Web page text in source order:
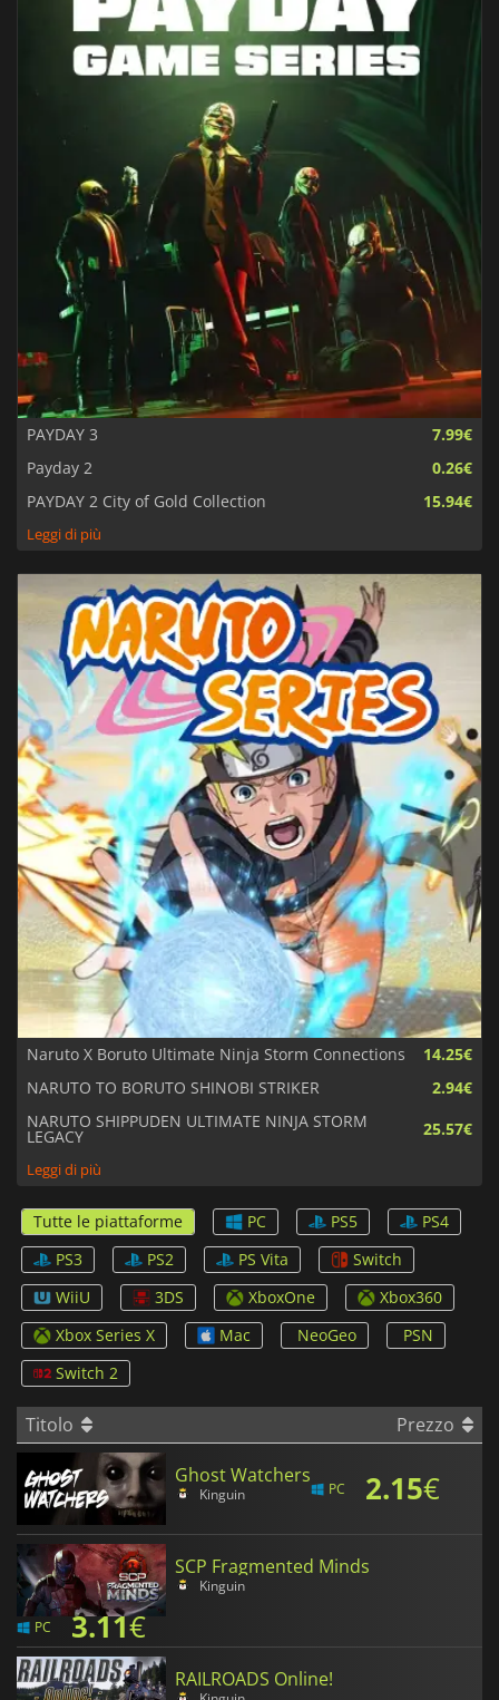
PAYDAY 3
7.99€
Payday 2
0.26€
PAYDAY 2 City of Gold Collection
15.94€
Leggi di più
Naruto X Boruto Ultimate Ninja Storm Connections
14.25€
NARUTO TO BORUTO SHINOBI STRIKER
2.94€
NARUTO SHIPPUDEN ULTIMATE NINJA STORM
LEGACY 25.57€
Leggi di più
Tutte le piattaforme PC PS5
PS4
PS3
PS2 PS Vita
Switch
WiiU
3DS XboxOne
Xbox360
Xbox Series X
Mac NeoGeo
PSN
Switch 2
Titolo Prezzo
Ghost Watchers
Kinguin PC 2.15€
SCP Fragmented Minds
Kinguin
PC 3.11€
RAILROADS Online!